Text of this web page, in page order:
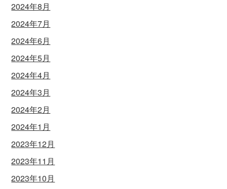
2024年8月
2024年7月
2024年6月
2024年5月
2024年4月
2024年3月
2024年2月
2024年1月
2023年12月
2023年11月
2023年10月